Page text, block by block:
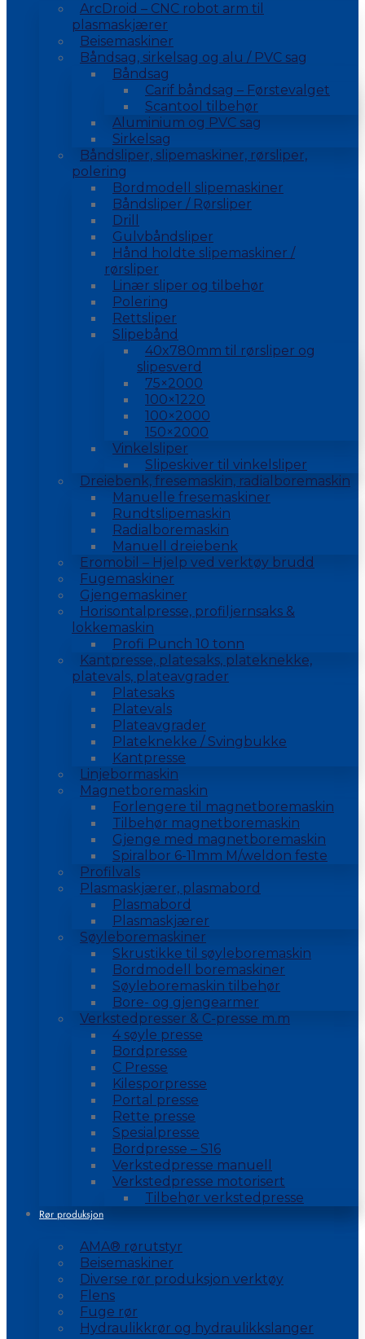
ArcDroid – CNC robot arm til
plasmaskjærer
Beisemaskiner
Båndsag, sirkelsag og alu / PVC sag
Båndsag
Carif båndsag – Førstevalget
Scantool tilbehør
Aluminium og PVC sag
Sirkelsag
Båndsliper, slipemaskiner, rørsliper,
polering
Bordmodell slipemaskiner
Båndsliper / Rørsliper
Drill
Gulvbåndsliper
Hånd holdte slipemaskiner /
rørsliper
Linær sliper og tilbehør
Polering
Rettsliper
Slipebånd
40x780mm til rørsliper og
slipesverd
75×2000
100×1220
100×2000
150×2000
Vinkelsliper
Slipeskiver til vinkelsliper
Dreiebenk, fresemaskin, radialboremaskin
Manuelle fresemaskiner
Rundtslipemaskin
Radialboremaskin
Manuell dreiebenk
Eromobil – Hjelp ved verktøy brudd
Fugemaskiner
Gjengemaskiner
Horisontalpresse, profiljernsaks &
lokkemaskin
Profi Punch 10 tonn
Kantpresse, platesaks, plateknekke,
platevals, plateavgrader
Platesaks
Platevals
Plateavgrader
Plateknekke / Svingbukke
Kantpresse
Linjebormaskin
Magnetboremaskin
Forlengere til magnetboremaskin
Tilbehør magnetboremaskin
Gjenge med magnetboremaskin
Spiralbor 6-11mm M/weldon feste
Profilvals
Plasmaskjærer, plasmabord
Plasmabord
Plasmaskjærer
Søyleboremaskiner
Skrustikke til søyleboremaskin
Bordmodell boremaskiner
Søyleboremaskin tilbehør
Bore- og gjengearmer
Verkstedpresser & C-presse m.m
4 søyle presse
Bordpresse
C Presse
Kilesporpresse
Portal presse
Rette presse
Spesialpresse
Bordpresse – S16
Verkstedpresse manuell
Verkstedpresse motorisert
Tilbehør verkstedpresse
Rør produksjon
AMA® rørutstyr
Beisemaskiner
Diverse rør produksjon verktøy
Flens
Fuge rør
Hydraulikkrør og hydraulikkslanger